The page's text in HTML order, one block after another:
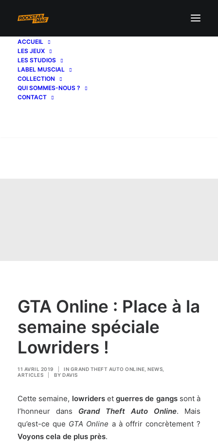
ACCUEIL
LES JEUX
LES STUDIOS
LABEL MUSCIAL
COLLECTION
QUI SOMMES-NOUS ?
CONTACT
GTA Online : Place à la
semaine spéciale
Lowriders !
11 AVRIL 2019 IN GRAND THEFT AUTO ONLINE NEWS
ARTICLES
BY DAVIS
Cette semaine, lowriderset guerres de gangssont à
l’honneur dans Grand Theft Auto Online. Mais
qu’est-ce que GTA Online a à offrir concrètement ?
Voyons cela de plus près.